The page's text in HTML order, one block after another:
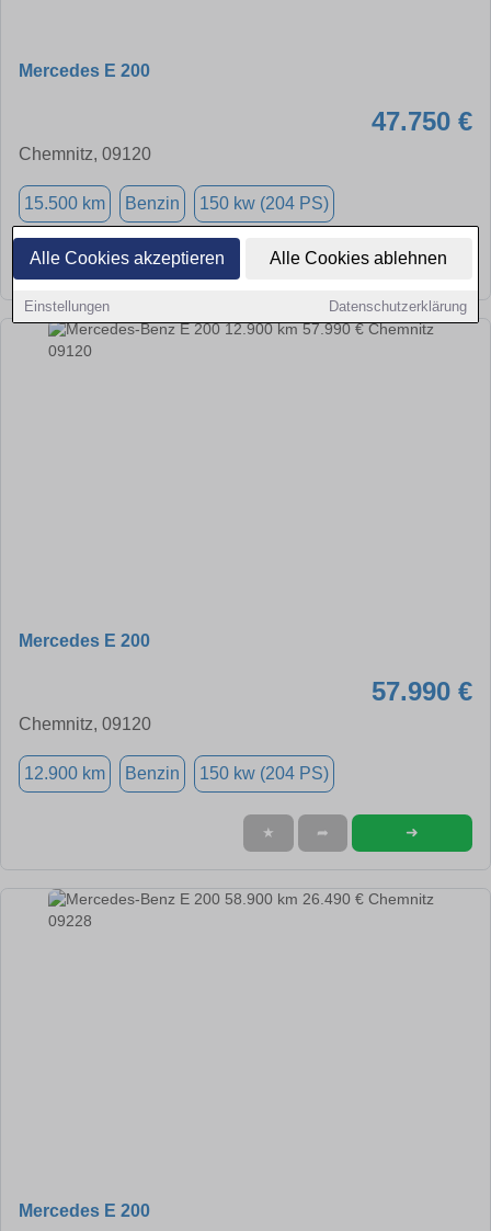
Alle Cookies akzeptieren Alle Cookies ablehnen
Einstellungen Datenschutzerklärung
Mercedes E 200
47.750 €
Chemnitz, 09120
15.500 km Benzin 150 kw (204 PS)
★ ➦ ➜
Mercedes E 200
57.990 €
Chemnitz, 09120
12.900 km Benzin 150 kw (204 PS)
★ ➦ ➜
Mercedes E 200